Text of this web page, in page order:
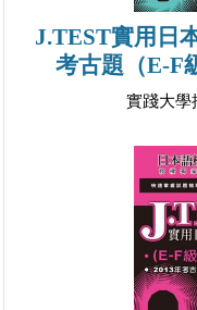
J.TEST實用日
考古題（E-F
實踐大學